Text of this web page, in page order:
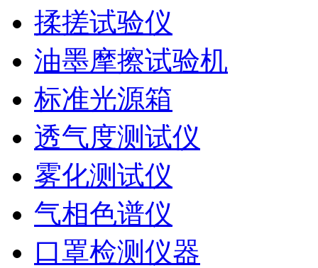
揉搓试验仪
油墨摩擦试验机
标准光源箱
透气度测试仪
雾化测试仪
气相色谱仪
口罩检测仪器